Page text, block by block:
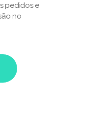
pedidos e
no